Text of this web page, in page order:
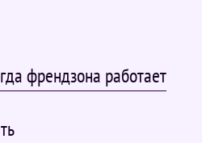
френдзона работает